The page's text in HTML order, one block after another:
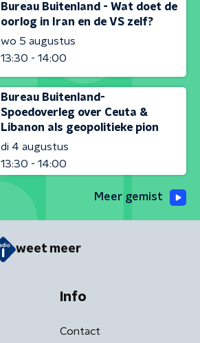
Bureau Buitenland - Wat doet de
oorlog in Iran en de VS zelf?
wo 5 augustus
13:30 - 14:00
Bureau Buitenland-
Spoedoverleg over Ceuta &
Libanon als geopolitieke pion
di 4 augustus
13:30 - 14:00
Meer gemist
weet meer
Info
Contact